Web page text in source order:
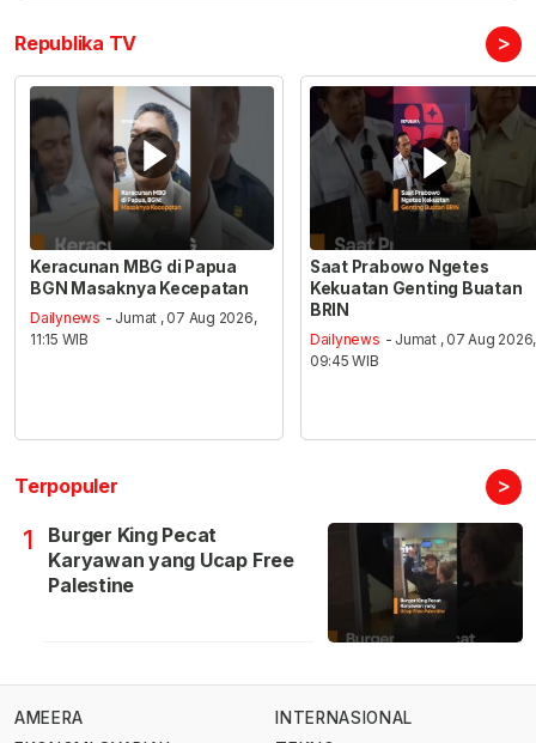
Republika TV >
Keracunan MBG di Papua
BGN Masaknya Kecepatan
Dailynews - Jumat , 07 Aug 2026,
11:15 WIB
Saat Prabowo Ngetes
Kekuatan Genting Buatan
BRIN
Dailynews - Jumat , 07 Aug 2026,
09:45 WIB
Terpopuler >
1
Burger King Pecat
Karyawan yang Ucap Free
Palestine
AMEERA
INTERNASIONAL